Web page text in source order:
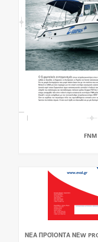
ΝΕΑ ΠΡΟΪΟΝΤΑ ΝΕW